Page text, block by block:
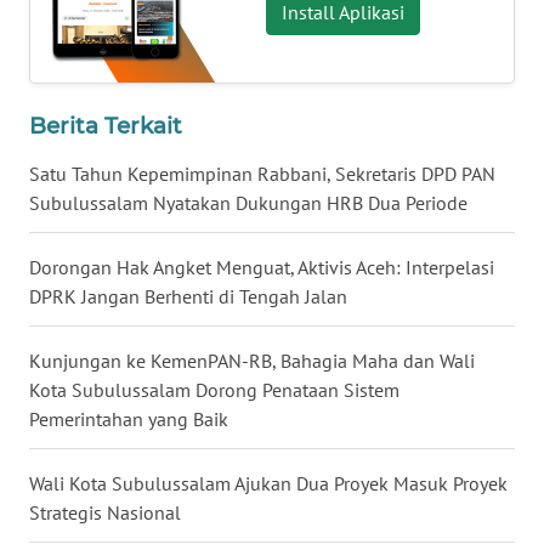
Install Aplikasi
Berita Terkait
Satu Tahun Kepemimpinan Rabbani, Sekretaris DPD PAN
Subulussalam Nyatakan Dukungan HRB Dua Periode
Dorongan Hak Angket Menguat, Aktivis Aceh: Interpelasi
DPRK Jangan Berhenti di Tengah Jalan
Kunjungan ke KemenPAN-RB, Bahagia Maha dan Wali
Kota Subulussalam Dorong Penataan Sistem
Pemerintahan yang Baik
Wali Kota Subulussalam Ajukan Dua Proyek Masuk Proyek
Strategis Nasional
KALBAR
KALTENG
WN
KALTARA
WN
KALSEL
WN
KALTIM
WN
SULSEL